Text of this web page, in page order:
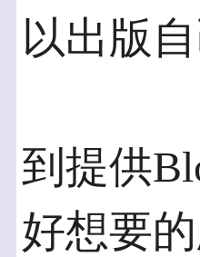
以出版
到提供
好想要